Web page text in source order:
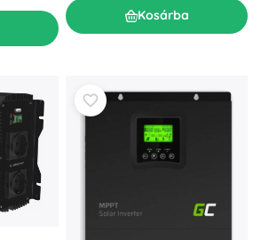
Kosárba